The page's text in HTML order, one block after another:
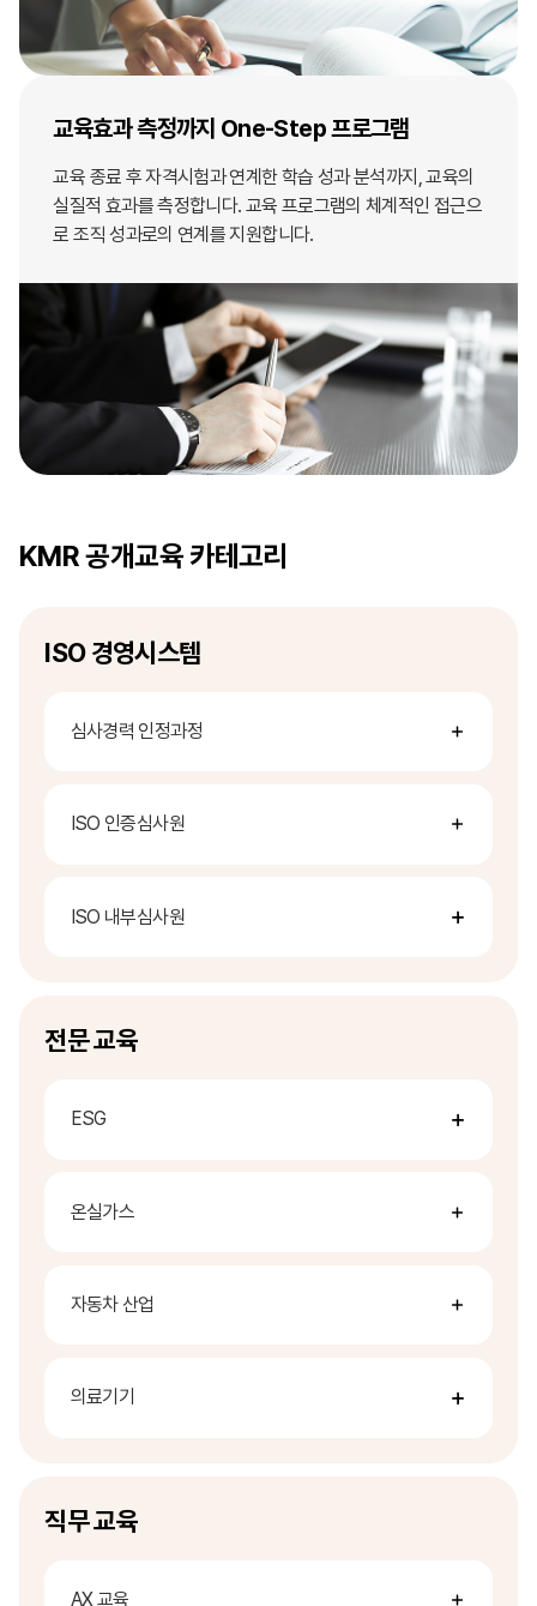
교육효과 측정까지 One-Step 프로그램
교육 종료 후 자격시험과 연계한 학습 성과 분석까지, 교육의
실질적 효과를 측정합니다. 교육 프로그램의 체계적인 접근으
로 조직 성과로의 연계를 지원합니다.
KMR 공개교육 카테고리
ISO 경영시스템
심사경력 인정과정
ISO 인증심사원
ISO 내부심사원
전문 교육
ESG
온실가스
자동차 산업
의료기기
직무 교육
AX 교육